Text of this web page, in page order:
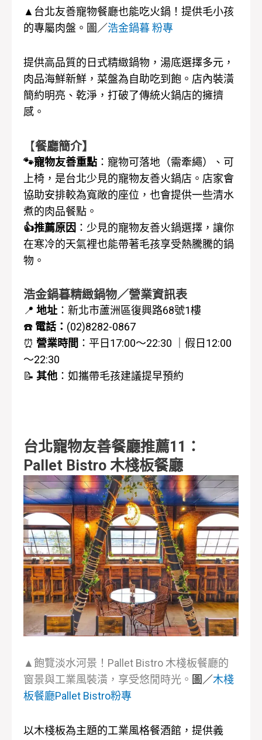
▲台北友善寵物餐廳也能吃火鍋！提供毛小孩
的專屬肉盤。圖／浩金鍋暮 粉專
提供高品質的日式精緻鍋物，湯底選擇多元，
肉品海鮮新鮮，菜盤為自助吃到飽。店內裝潢
簡約明亮、乾淨，打破了傳統火鍋店的擁擠
感。
【餐廳簡介】
🐾寵物友善重點 ：寵物可落地（需牽繩）、可
上椅，是台北少見的寵物友善火鍋店。店家會
協助安排較為寬敞的座位，也會提供一些清水
煮的肉品餐點。
👍推薦原因 ：少見的寵物友善火鍋選擇，讓你
在寒冷的天氣裡也能帶著毛孩享受熱騰騰的鍋
物。
浩金鍋暮精緻鍋物／營業資訊表
📍 地址 ：新北市蘆洲區復興路68號1樓
☎️ 電話： (02)8282-0867
⏰ 營業時間 ：平日 17:00～22:30 ｜ 假日12:00
～22:30
📝 其他 ： 如攜帶毛孩建議提早預約
台北寵物友善餐廳推薦11：
Pallet Bistro 木棧板餐廳
▲飽覽淡水河景！Pallet Bistro 木棧板餐廳的
窗景與工業風裝潢，享受悠閒時光。 圖／木棧
板餐廳Pallet Bistro粉專
以木棧板為主題的工業風格餐酒館，提供義